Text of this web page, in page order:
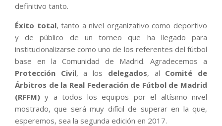
definitivo tanto.
Éxito total, tanto a nivel organizativo como deportivo
y de público de un torneo que ha llegado para
institucionalizarse como uno de los referentes del fútbol
base en la Comunidad de Madrid. Agradecemos a
Protección Civil, a los delegados, al Comité de
Árbitros de la Real Federación de Fútbol de Madrid
(RFFM) y a todos los equipos por el altísimo nivel
mostrado, que será muy difícil de superar en la que,
esperemos, sea la segunda edición en 2017.